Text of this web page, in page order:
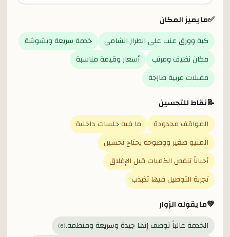
✅ما يميز المكان
كبة وورق عنب على الطراز الشامي
خدمة سريعة وبشوشة
مكان نظيف ومرتب
أسعار وقيمة مناسبة
مقبلات عربية طازجة
📝نقاط للتحسين
المواقف محدودة
ما فيه جلسات داخلية
المنيو صغير ووضوحه يحتاج تحسين
أحياناً تنقص الكميات قبل الإغلاق
تجربة التوصيل فيها تذبذب
💚ما يقوله الزوار
الخدمة غالباً توصف إنها جيدة وسريعة ومنظمة.(
6
)